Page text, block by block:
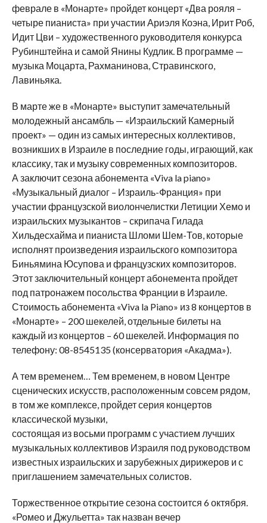
феврале в «Монарте» пройдет концерт «Два рояля –
четыре пианиста» при участии Ариэля Коэна, Ирит Роб,
Идит Цви – художественного руководителя конкурса
Рубинштейна и самой Янины Кудлик. В программе —
музыка Моцарта, Рахманинова, Стравинского,
Лавиньяка.
В марте же в «Монарте» выступит замечательный
молодежный ансамбль — «Израильский Камерный
проект» — один из самых интересных коллективов,
возникших в Израиле в последние годы, играющий, как
классику, так и музыку современных композиторов.
А заключит сезона абонемента «Viva la piano»
«Музыкальный диалог – Израиль-Франция» при
участии французской виолончелистки Летиции Хемо и
израильских музыкантов – скрипача Гилада
Хильдесхайма и пианиста Шломи Шем-Тов, которые
исполнят произведения израильского композитора
Биньямина Юсупова и французских композиторов.
Этот заключительный концерт абонемента пройдет
под патронажем посольства Франции в Израиле.
Стоимость абонемента «Viva la Piano» из 8 концертов в
«Монарте» – 200 шекелей, отдельные билеты на
каждый из концертов – 60 шекелей. Информация по
телефону: 08-8545135 (консерватория «Акадма»).
А тем временем… Тем временем, в новом Центре
сценических искусств, расположенным совсем рядом,
в том же комплексе, пройдет серия концертов
классической музыки,
состоящая из восьми программ с участием лучших
музыкальных коллективов Израиля под руководством
известных израильских и зарубежных дирижеров и с
приглашением замечательных солистов.
Торжественное открытие сезона состоится 6 октября.
«Ромео и Джульетта» так назван вечер